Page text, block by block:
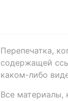
Перепечатка,
содержащей
каком-либо
Все материалы,